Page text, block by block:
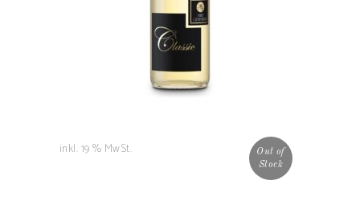
inkl. 19 % MwSt.
Out of
Stock